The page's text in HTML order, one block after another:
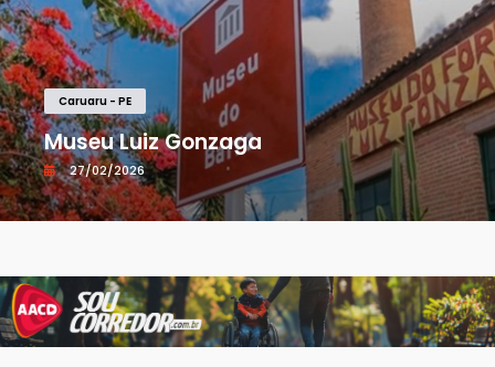
Caruaru - PE
Museu Luiz Gonzaga
27/02/2026